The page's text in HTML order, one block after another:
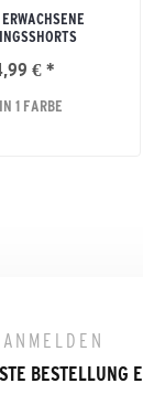
€ *
1 FARBE
BESTELLUNG